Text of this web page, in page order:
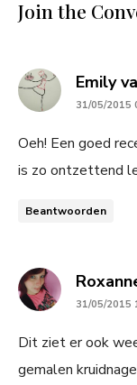
Join the
Emily
31/05/2015
Oeh! Een goed
is zo ontzettend
Beantwoorden
31/05/2015
Dit ziet er ook
gemalen